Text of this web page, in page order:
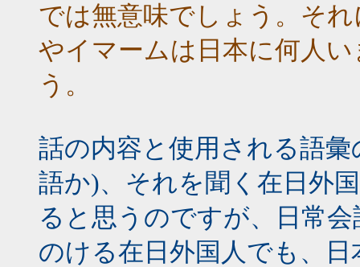
では無意味でしょう。そ
やイマームは日本に何人
う。
話の内容と使用される語
語か)、それを聞く在日外
ると思うのですが、日常
のける在日外国人でも、